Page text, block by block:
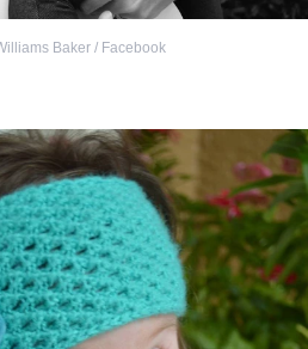
Baker / Facebook